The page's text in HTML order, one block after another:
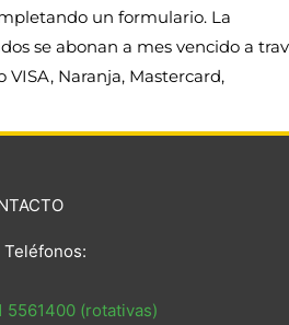
un formulario. La
se abonan a mes vencido a
Naranja, Mastercard,
Teléfonos:
5561400 (rotativas)